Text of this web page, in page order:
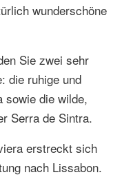
wunderschöne
Sie zwei sehr
die ruhige und
sowie die wilde,
Serra de Sintra.
erstreckt sich
nach Lissabon.